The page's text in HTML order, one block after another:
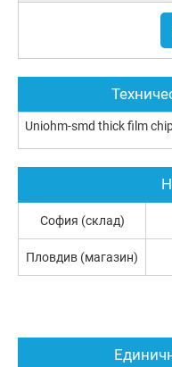
Uniohm-smd thick film
София (склад)
Пловдив (магазин)